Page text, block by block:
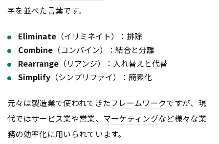
字を並べた言葉です。
Eliminate （イリミネイト）：排除
Combine （コンバイン）：結合と分離
Rearrange （リアンジ）：入れ替えと代替
Simplify （シンプリファイ）：簡素化
元々は製造業で使われてきたフレームワークですが、現
代ではサービス業や営業、 マーケティングなど様々な業
務の効率化に用いられています。